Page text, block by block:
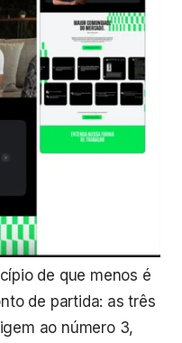
de que menos é
de partida: as três
ao número 3,